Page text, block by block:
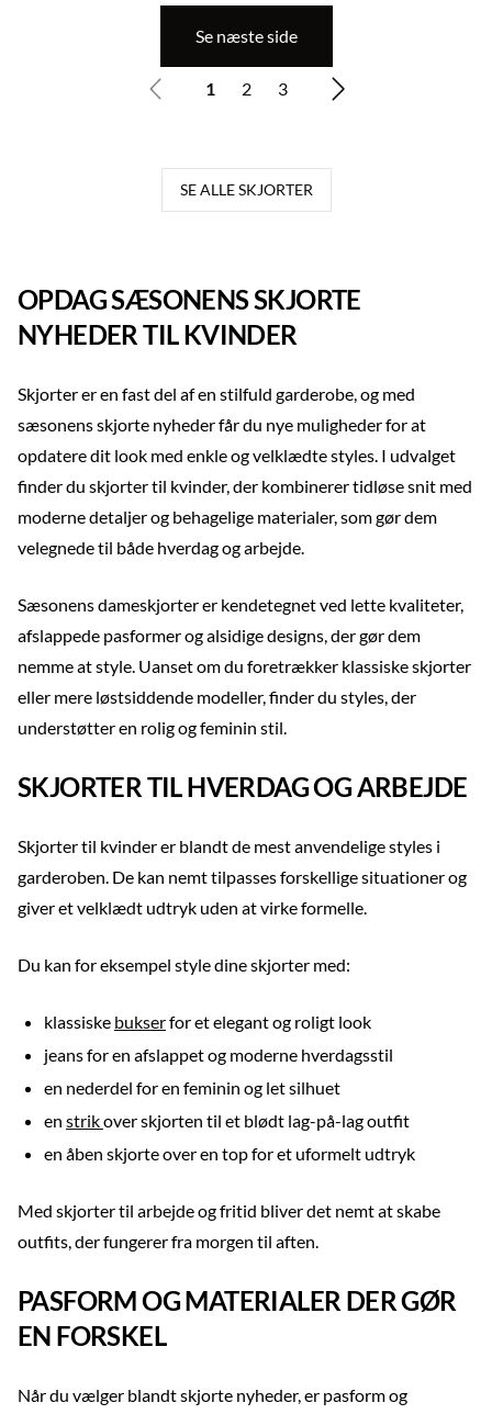
Se næste side
1 2 3
SE ALLE SKJORTER
OPDAG SÆSONENS SKJORTE
NYHEDER TIL KVINDER
Skjorter er en fast del af en stilfuld garderobe, og med
sæsonens skjorte nyheder får du nye muligheder for at
opdatere dit look med enkle og velklædte styles. I udvalget
finder du skjorter til kvinder, der kombinerer tidløse snit med
moderne detaljer og behagelige materialer, som gør dem
velegnede til både hverdag og arbejde.
Sæsonens dameskjorter er kendetegnet ved lette kvaliteter,
afslappede pasformer og alsidige designs, der gør dem
nemme at style. Uanset om du foretrækker klassiske skjorter
eller mere løstsiddende modeller, finder du styles, der
understøtter en rolig og feminin stil.
SKJORTER TIL HVERDAG OG ARBEJDE
Skjorter til kvinder er blandt de mest anvendelige styles i
garderoben. De kan nemt tilpasses forskellige situationer og
giver et velklædt udtryk uden at virke formelle.
Du kan for eksempel style dine skjorter med:
klassiske bukserfor et elegant og roligt look
jeans for en afslappet og moderne hverdagsstil
en nederdel for en feminin og let silhuet
en strikover skjorten til et blødt lag-på-lag outfit
en åben skjorte over en top for et uformelt udtryk
Med skjorter til arbejde og fritid bliver det nemt at skabe
outfits, der fungerer fra morgen til aften.
PASFORM OG MATERIALER DER GØR
EN FORSKEL
Når du vælger blandt skjorte nyheder, er pasform og